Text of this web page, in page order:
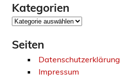
Kategorien
Kategorien
Seiten
Datenschutzerklärung
Impressum